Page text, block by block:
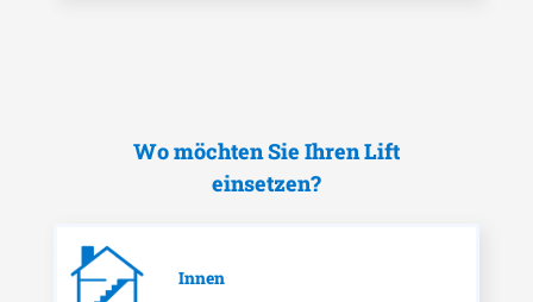
Wo möchten Sie Ihren Lift
einsetzen?
Innen